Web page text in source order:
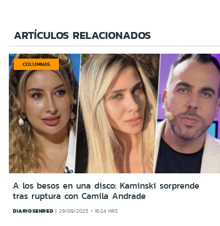
ARTÍCULOS RELACIONADOS
COLUMNAS
A los besos en una disco: Kaminski sorprende
tras ruptura con Camila Andrade
DIARIOSENRED 29/09/2025 - 16:24 HRS